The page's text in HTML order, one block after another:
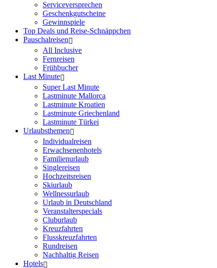
Serviceversprechen
Geschenkgutscheine
Gewinnspiele
Top Deals und Reise-Schnäppchen
Pauschalreisen
All Inclusive
Fernreisen
Frühbucher
Last Minute
Super Last Minute
Lastminute Mallorca
Lastminute Kroatien
Lastminute Griechenland
Lastminute Türkei
Urlaubsthemen
Individualreisen
Erwachsenenhotels
Familienurlaub
Singlereisen
Hochzeitsreisen
Skiurlaub
Wellnessurlaub
Urlaub in Deutschland
Veranstalterspecials
Cluburlaub
Kreuzfahrten
Flusskreuzfahrten
Rundreisen
Nachhaltig Reisen
Hotels